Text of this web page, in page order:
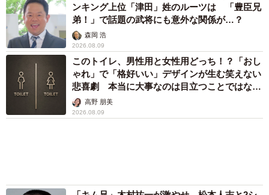
ンキング上位「津田」姓のルーツは 「豊臣兄
弟！」で話題の武将にも意外な関係が…？
森岡 浩
2026.08.09
このトイレ、男性用と女性用どっち！？「おし
ゃれ」で「格好いい」デザインが生む笑えない
悲喜劇 本当に大事なのは目立つことではな
く…高野 朋美
2026.08.09